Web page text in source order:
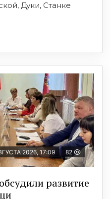
Дуки, Станке
2026, 17:09 82
развитие